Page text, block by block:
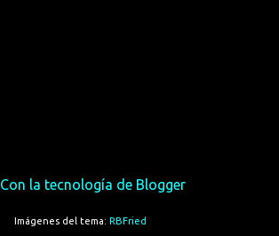
Con la tecnología de Blogger
Imágenes del tema: RBFried